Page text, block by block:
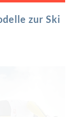
zur Ski